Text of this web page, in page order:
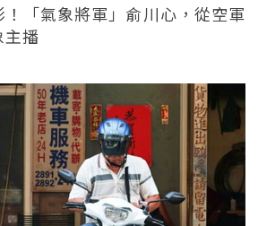
「氣象將軍」俞川心，從空軍
播